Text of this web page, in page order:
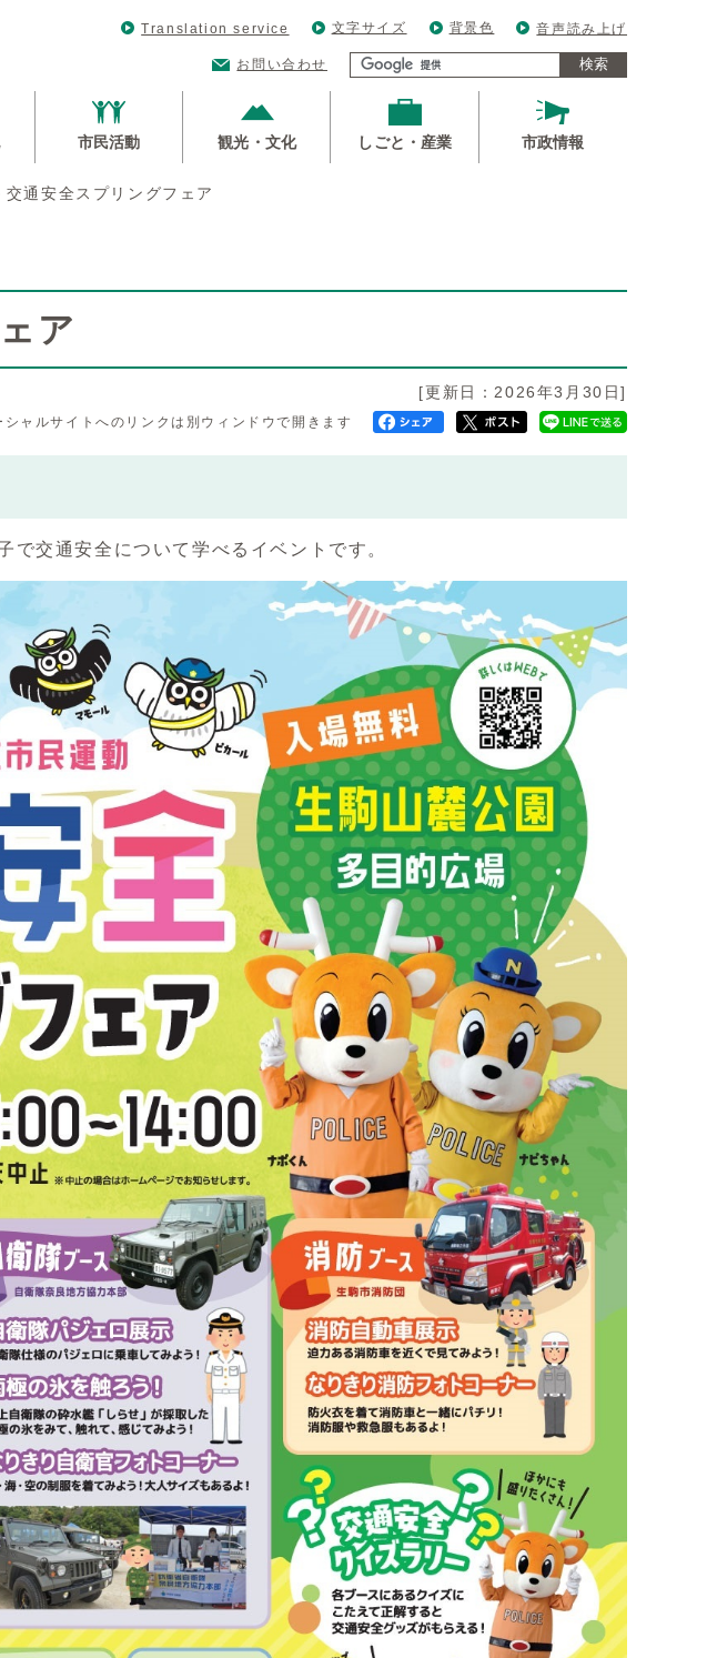
Translation service 文字サイズ 背景色 音声読み上げ
お問い合わせ 検索
市民活動 観光・文化 しごと・産業 市政情報
交通安全スプリングフェア
ア
[更新日：2026年3月30日]
シャルサイトへのリンクは別ウィンドウで開きます
交通安全について学べるイベントです。